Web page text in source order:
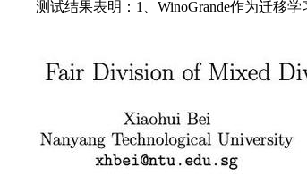
测试结果表明：1、WinoGrande作为迁移学